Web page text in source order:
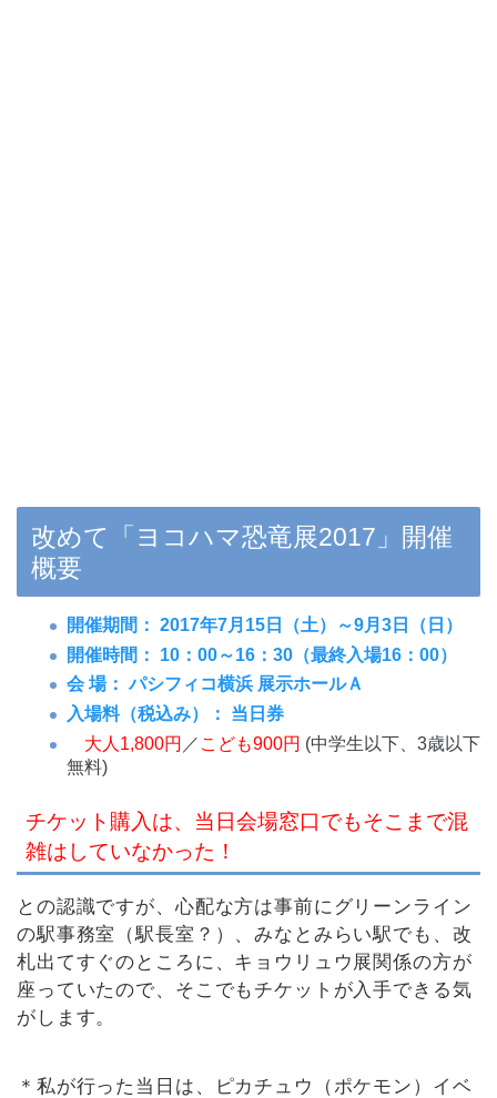
改めて「ヨコハマ恐竜展2017」開催
概要
開催期間： 2017年7月15日（土）～9月3日（日）
開催時間： 10：00～16：30（最終入場16：00）
会 場： パシフィコ横浜 展示ホールＡ
入場料（税込み）： 当日券
大人1,800円 ／ こども900円 (中学生以下、3歳以下
無料)
チケット購入は、当日会場窓口でもそこまで混
雑はしていなかった！
との認識ですが、心配な方は事前にグリーンライン
の駅事務室（駅長室？）、みなとみらい駅でも、改
札出てすぐのところに、キョウリュウ展関係の方が
座っていたので、そこでもチケットが入手できる気
がします。
＊私が行った当日は、ピカチュウ（ポケモン）イベ